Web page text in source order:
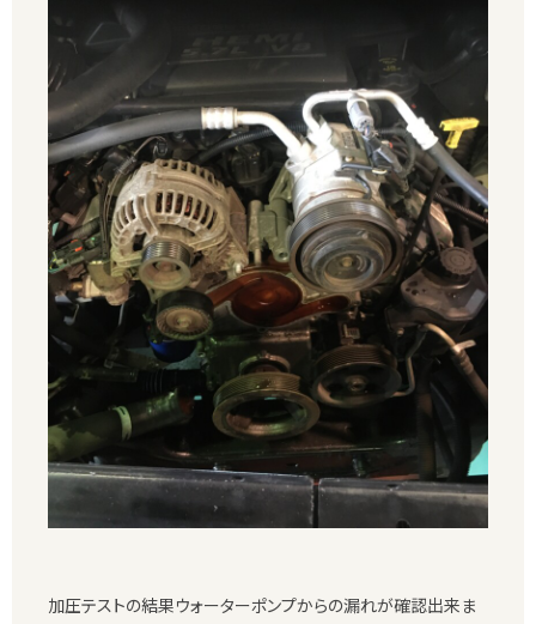
加圧テストの結果ウォーターポンプからの漏れが確認出来ま